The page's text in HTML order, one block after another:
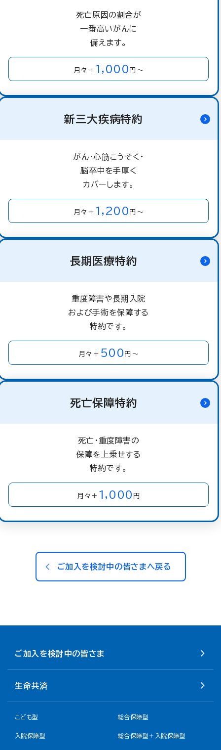
死亡原因の割合が
一番高いがんに
備えます。
月々＋ 1,000 円～
新三大疾病特約
がん・心筋こうそく・
脳卒中を手厚く
カバーします。
月々＋ 1,200 円～
長期医療特約
重度障害や長期入院
および手術を保障する
特約です。
月々＋ 500 円～
死亡保障特約
死亡・重度障害の
保障を上乗せする
特約です。
月々＋ 1,000 円
ご加入を検討中の皆さまへ戻る
ご加入を検討中の皆さま
生命共済
こども型 総合保障型
入院保障型 総合保障型＋入院保障型